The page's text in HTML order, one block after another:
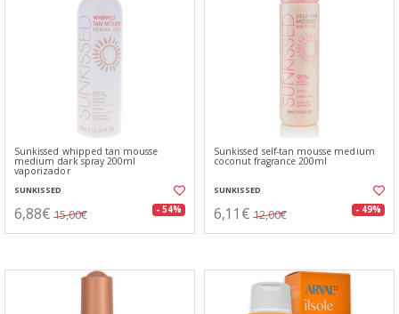
Sunkissed whipped tan mousse
medium dark spray 200ml
vaporizador
SUNKISSED
6,88€ 15,00€ - 54%
Sunkissed self-tan mousse medium
coconut fragrance 200ml
SUNKISSED
6,11€ 12,00€ - 49%